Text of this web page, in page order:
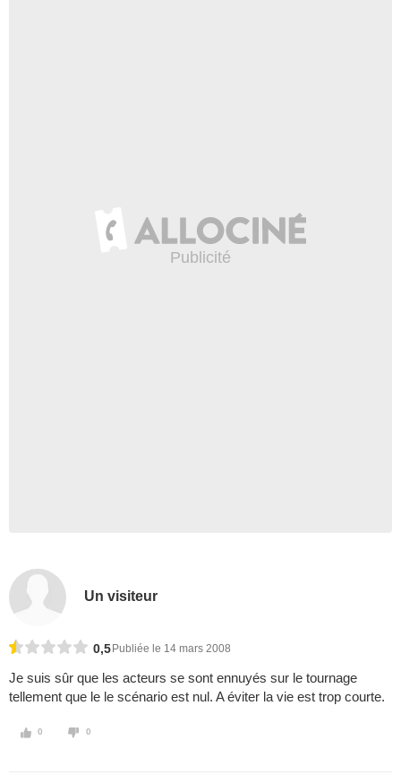
Un visiteur
0,5 Publiée le 14 mars 2008
Je suis sûr que les acteurs se sont ennuyés sur le tournage
tellement que le le scénario est nul. A éviter la vie est trop courte.
0 0